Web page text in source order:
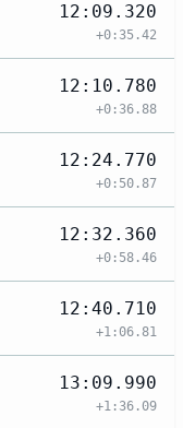
12:09.320
+0:35.42
12:10.780
+0:36.88
12:24.770
+0:50.87
12:32.360
+0:58.46
12:40.710
+1:06.81
13:09.990
+1:36.09